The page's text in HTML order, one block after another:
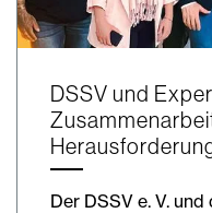
DSSV und
Der DSSV e. V.